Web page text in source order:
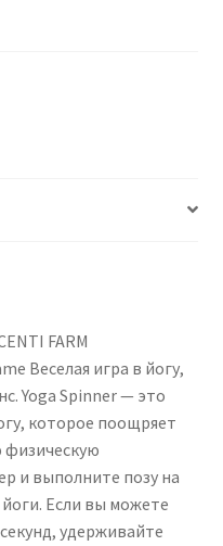
FARM
Веселая игра в йогу,
Yoga Spinner — это
которое поощряет
физическую
и выполните позу на
Если вы можете
удерживайте